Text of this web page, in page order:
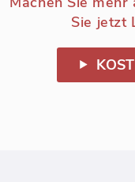
Sie jetzt